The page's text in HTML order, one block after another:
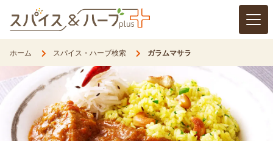
開く
ホーム スパイス・ハーブ検索 ガラムマサラ